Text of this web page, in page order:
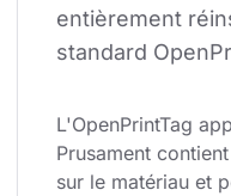
entièrement
standard
L'OpenPrintTag
Prusament
sur le matériau et